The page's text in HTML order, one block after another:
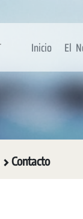
Inicio El
Contacto